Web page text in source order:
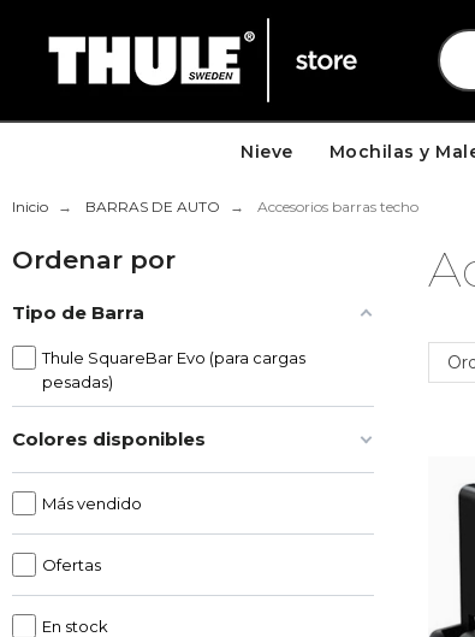
Nieve Mochilas y
Inicio BARRAS DE AUTO Accesorios barras techo
Ordenar por
Tipo de Barra
Thule SquareBar Evo (para cargas
pesadas)
Colores disponibles
Más vendido
Ofertas
En stock